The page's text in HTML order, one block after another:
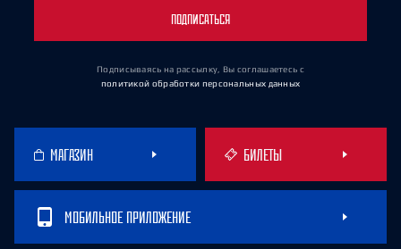
ПОДПИСАТЬСЯ
Подписываясь на рассылку, Вы соглашаетесь с
политикой обработки персональных данных
МАГАЗИН БИЛЕТЫ
МОБИЛЬНОЕ ПРИЛОЖЕНИЕ